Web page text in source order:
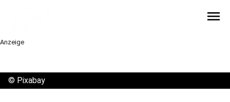
menu
Anzeige
© Pixabay